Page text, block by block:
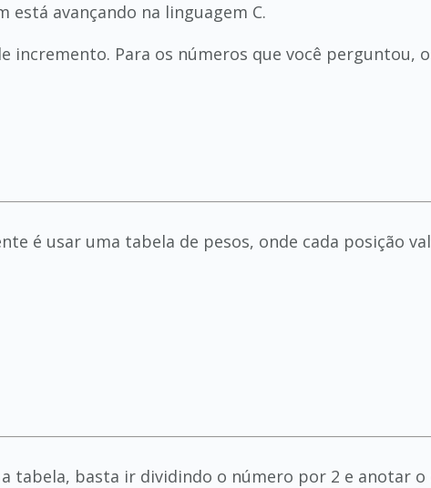
está avançando na linguagem C.
incremento. Para os números que você perguntou,
é usar uma tabela de pesos, onde cada posição
tabela, basta ir dividindo o número por 2 e anotar o